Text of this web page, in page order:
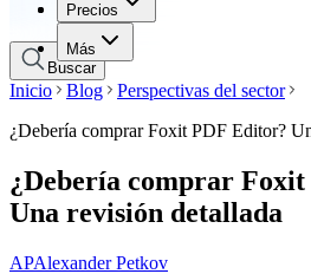
Precios
Más
Precios
Buscar
Inicio Blog
Perspectivas del sector
¿Debería comprar Foxit PDF Editor?
¿Debería comprar
Una revisión detallada
APAlexander Petkov